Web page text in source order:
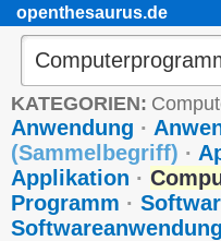
openthesaurus.de
KATEGORIEN:
Anwendung ·
(Sammelbegriff) ·
Applikation ·
Programm ·
Softwareanwendung